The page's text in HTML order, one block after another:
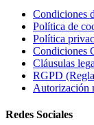
Condiciones
Política de
Política
Condiciones
Cláusulas
RGPD
Autorización
Redes Sociales